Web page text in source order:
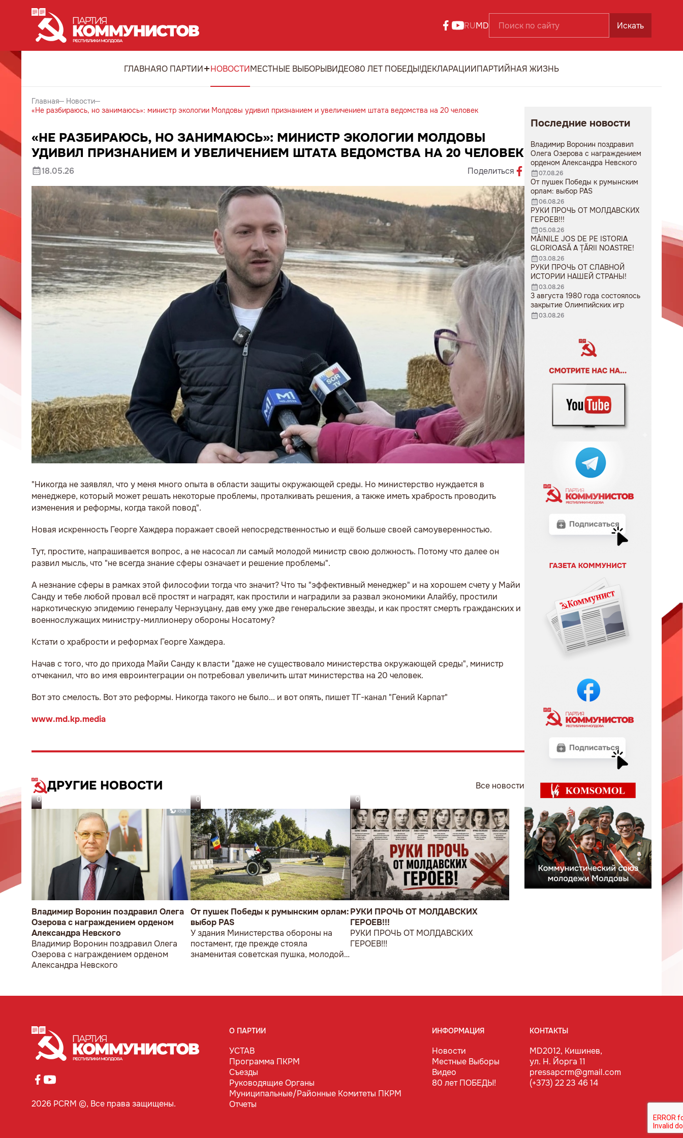
RUMD Искать
ГЛАВНАЯО ПАРТИИ НОВОСТИМЕСТНЫЕ ВЫБОРЫВИДЕО80 ЛЕТ ПОБЕДЫ!ДЕКЛАРАЦИИПАРТИЙНАЯ ЖИЗНЬ
Главная
Новости
«Не разбираюсь, но занимаюсь»: министр экологии Молдовы удивил признанием и увеличением штата ведомства на 20 человек
«НЕ РАЗБИРАЮСЬ, НО ЗАНИМАЮСЬ»: МИНИСТР ЭКОЛОГИИ МОЛДОВЫ
УДИВИЛ ПРИЗНАНИЕМ И УВЕЛИЧЕНИЕМ ШТАТА ВЕДОМСТВА НА 20 ЧЕЛОВЕК
18.05.26 Поделиться
"Никогда не заявлял, что у меня много опыта в области защиты окружающей среды. Но министерство нуждается в
менеджере, который может решать некоторые проблемы, проталкивать решения, а также иметь храбрость проводить
изменения и реформы, когда такой повод".
Новая искренность Георге Хаждера поражает своей непосредственностью и ещё больше своей самоуверенностью.
Тут, простите, напрашивается вопрос, а не насосал ли самый молодой министр свою должность. Потому что далее он
развил мысль, что "не всегда знание сферы означает и решение проблемы".
А незнание сферы в рамках этой философии тогда что значит? Что ты "эффективный менеджер" и на хорошем счету у Майи
Санду и тебе любой провал всё простят и наградят, как простили и наградили за развал экономики Алайбу, простили
наркотическую эпидемию генералу Чернэуцану, дав ему уже две генеральские звезды, и как простят смерть гражданских и
военнослужащих министру-миллионеру обороны Носатому?
Кстати о храбрости и реформах Георге Хаждера.
Начав с того, что до прихода Майи Санду к власти "даже не существовало министерства окружающей среды", министр
отчеканил, что во имя евроинтеграции он потребовал увеличить штат министерства на 20 человек.
Вот это смелость. Вот это реформы. Никогда такого не было... и вот опять, пишет ТГ-канал "Гений Карпат"
www.md.kp.media
ДРУГИЕ НОВОСТИ Все новости
07.08.26
Владимир Воронин поздравил Олега
Озерова с награждением орденом
Александра Невского
Владимир Воронин поздравил Олега
Озерова с награждением орденом
Александра Невского
06.08.26
От пушек Победы к румынским орлам:
выбор PAS
У здания Министерства обороны на
постамент, где прежде стояла
знаменитая советская пушка, молодой
05.08.26
РУКИ ПРОЧЬ ОТ МОЛДАВСКИХ
ГЕРОЕВ!!!
РУКИ ПРОЧЬ ОТ МОЛДАВСКИХ
ГЕРОЕВ!!!
Последние новости
Владимир Воронин поздравил
Олега Озерова с награждением
орденом Александра Невского
07.08.26
От пушек Победы к румынским
орлам: выбор PAS
06.08.26
РУКИ ПРОЧЬ ОТ МОЛДАВСКИХ
ГЕРОЕВ!!!
05.08.26
MÂINILE JOS DE PE ISTORIA
GLORIOASĂ A ȚĂRII NOASTRE!
03.08.26
РУКИ ПРОЧЬ ОТ СЛАВНОЙ
ИСТОРИИ НАШЕЙ СТРАНЫ!
03.08.26
3 августа 1980 года состоялось
закрытие Олимпийских игр
03.08.26
2026 PCRM ©, Все права защищены.
О ПАРТИИ
УСТАВ
Программа ПКРМ
Съезды
Руководящие Органы
Муниципальные/Районные Комитеты ПКРМ
Отчеты
ИНФОРМАЦИЯ
Новости
Местные Выборы
Видео
80 лет ПОБЕДЫ!
КОНТАКТЫ
MD2012, Кишинев,
ул. Н. Йорга 11
pressapcrm@gmail.com
(+373) 22 23 46 14